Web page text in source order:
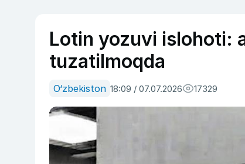
Lotin yozuvi islohoti:
tuzatilmoqda
O‘zbekiston 18:09 / 07.07.2026 17329